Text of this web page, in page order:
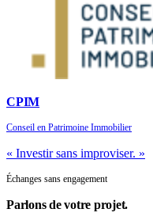
CPIM
Conseil en Patrimoine Immobilier
« Investir sans improviser. »
Échanges sans engagement
Parlons de votre projet.